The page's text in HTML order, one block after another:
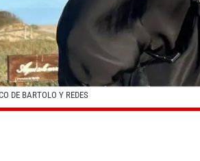
DE BARTOLO Y REDES